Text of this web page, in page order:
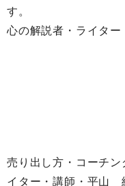
す。
心の解説者・ライタ
売り出し方・コーチ
イター・講師・平山